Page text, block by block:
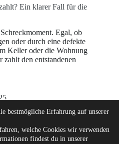
Ein klarer Fall für die
Egal, ob
oder durch eine defekte
Keller oder die Wohnung
den entstandenen
bestmögliche Erfahrung auf unserer
welche Cookies wir verwenden
findest du in unserer